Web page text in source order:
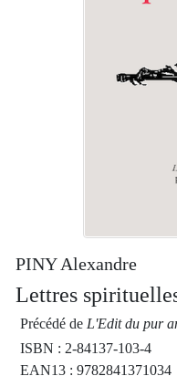
PINY Alexandre
Lettres
Précédé de L'Edit du pur
ISBN : 2-84137-103-4
EAN13 : 9782841371034